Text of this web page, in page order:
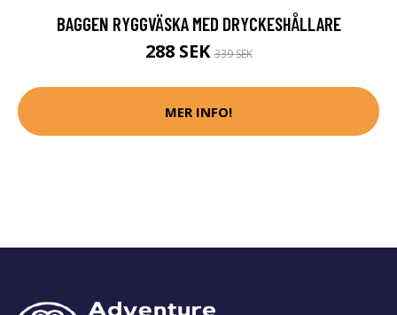
BAGGEN RYGGVÄSKA MED DRYCKESHÅLLARE
288 SEK339 SEK
MER INFO!